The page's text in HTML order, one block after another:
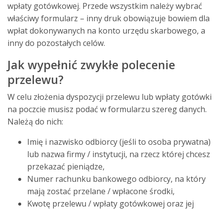
wpłaty gotówkowej. Przede wszystkim należy wybrać
właściwy formularz – inny druk obowiązuje bowiem dla
wpłat dokonywanych na konto urzędu skarbowego, a
inny do pozostałych celów.
Jak wypełnić zwykłe polecenie
przelewu?
W celu złożenia dyspozycji przelewu lub wpłaty gotówki
na poczcie musisz podać w formularzu szereg danych.
Należą do nich:
Imię i nazwisko odbiorcy (jeśli to osoba prywatna)
lub nazwa firmy / instytucji, na rzecz której chcesz
przekazać pieniądze,
Numer rachunku bankowego odbiorcy, na który
mają zostać przelane / wpłacone środki,
Kwotę przelewu / wpłaty gotówkowej oraz jej